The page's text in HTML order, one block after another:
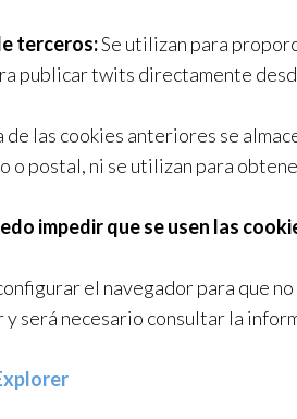
terceros:Se utilizan para
publicar twits directamente
de las cookies anteriores se
o postal, ni se utilizan para
impedir que se usen las
el navegador para que
y será necesario consultar la